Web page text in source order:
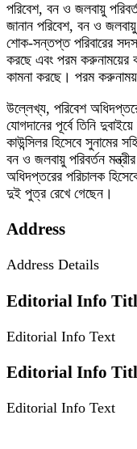
পরিবেশ, বন ও জলবায়ু
জানান পরিবেশ, বন ও জলবায়ু
শােক-সন্তপ্ত পরিবারের
করছে এবং পরম করুনাময়ের
কামনা করছে। পরম
উল্লেখ্য, পরিবেশ
যোগদানের পূর্বে তিনি
কাউন্সিলর হিসেবে সুনামের
বন ও জলবায়ু পরিবর্তন
অধিদপ্তরের পরিচালক
দুই পুত্র রেখে গেছেন।
Address
Address Details
Editorial Info
Editorial Info Text
Editorial Info
Editorial Info Text